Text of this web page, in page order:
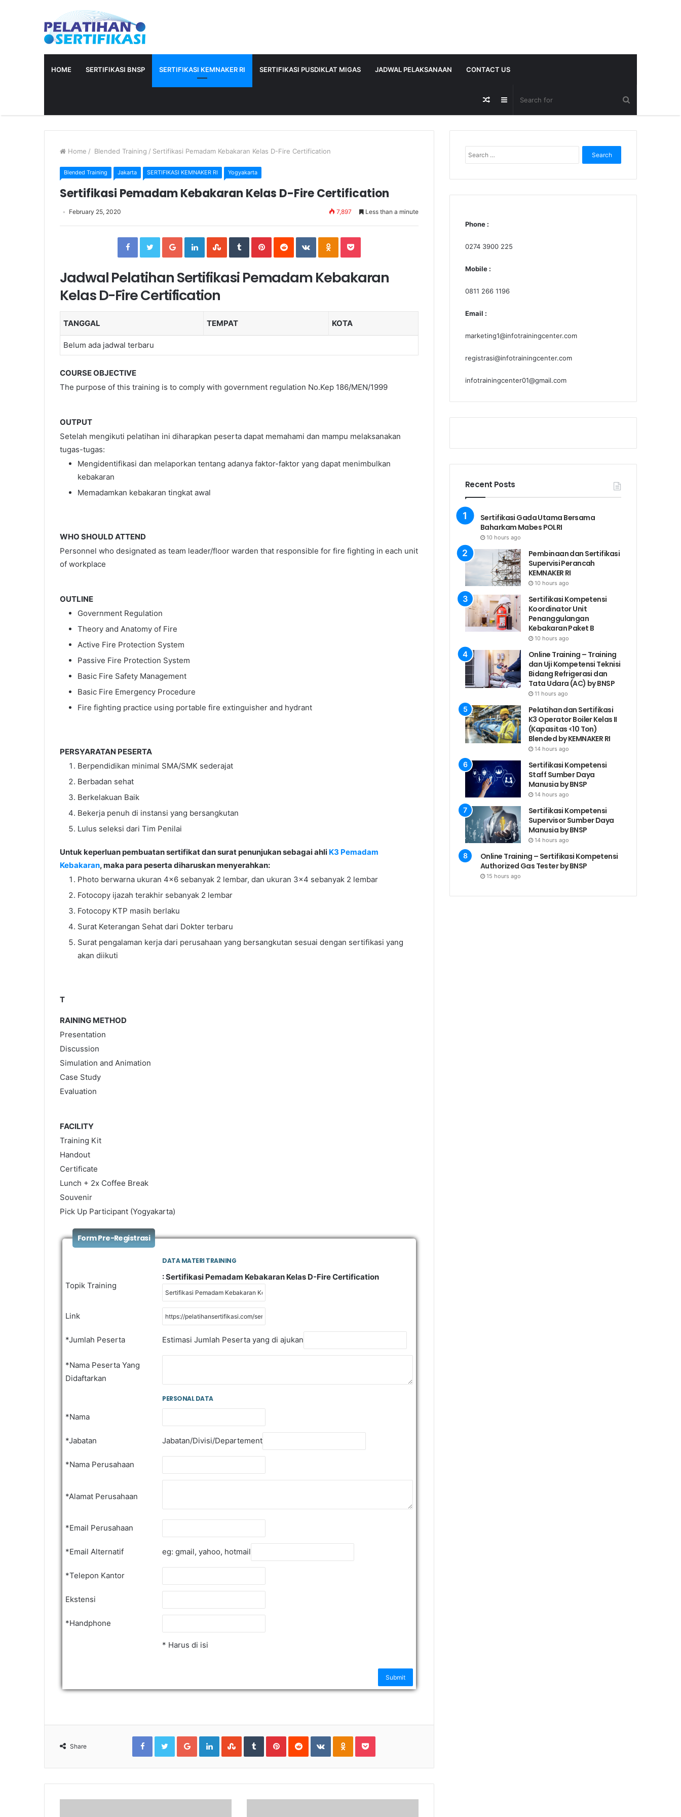
HOME SERTIFIKASI BNSP SERTIFIKASI KEMNAKER RI SERTIFIKASI PUSDIKLAT MIGAS JADWAL PELAKSANAAN CONTACT US
Sidebar
Random
Post
Home / Blended Training / Sertifikasi Pemadam Kebakaran Kelas D-Fire Certification
Blended Training Jakarta SERTIFIKASI KEMNAKER RI Yogyakarta
Sertifikasi Pemadam Kebakaran Kelas D-Fire Certification
February 25, 2020 7,897 Less than a minute
FacebookTwitterGoogle+LinkedInStumbleUpon
TumblrPinterestReddit VKontakteOdnoklassniki
Pocket
Jadwal Pelatihan Sertifikasi Pemadam Kebakaran
Kelas D-Fire Certification
TANGGAL TEMPAT KOTA
Belum ada jadwal terbaru
COURSE OBJECTIVE
The purpose of this training is to comply with government regulation No.Kep 186/MEN/1999
OUTPUT
Setelah mengikuti pelatihan ini diharapkan peserta dapat memahami dan mampu melaksanakan
tugas-tugas:
Mengidentifikasi dan melaporkan tentang adanya faktor-faktor yang dapat menimbulkan
kebakaran
Memadamkan kebakaran tingkat awal
WHO SHOULD ATTEND
Personnel who designated as team leader/floor warden that responsible for fire fighting in each unit
of workplace
OUTLINE
Government Regulation
Theory and Anatomy of Fire
Active Fire Protection System
Passive Fire Protection System
Basic Fire Safety Management
Basic Fire Emergency Procedure
Fire fighting practice using portable fire extinguisher and hydrant
PERSYARATAN PESERTA
Berpendidikan minimal SMA/SMK sederajat
Berbadan sehat
Berkelakuan Baik
Bekerja penuh di instansi yang bersangkutan
Lulus seleksi dari Tim Penilai
Untuk keperluan pembuatan sertifikat dan surat penunjukan sebagai ahli K3 Pemadam
Kebakaran, maka para peserta diharuskan menyerahkan:
Photo berwarna ukuran 4×6 sebanyak 2 lembar, dan ukuran 3×4 sebanyak 2 lembar
Fotocopy ijazah terakhir sebanyak 2 lembar
Fotocopy KTP masih berlaku
Surat Keterangan Sehat dari Dokter terbaru
Surat pengalaman kerja dari perusahaan yang bersangkutan sesuai dengan sertifikasi yang
akan diikuti
T
RAINING METHOD
Presentation
Discussion
Simulation and Animation
Case Study
Evaluation
FACILITY
Training Kit
Handout
Certificate
Lunch + 2x Coffee Break
Souvenir
Pick Up Participant (Yogyakarta)
Form Pre-Registrasi
DATA MATERI TRAINING
Topik Training
: Sertifikasi Pemadam Kebakaran Kelas D-Fire Certification
Link
*Jumlah Peserta Estimasi Jumlah Peserta yang di ajukan
*Nama Peserta Yang
Didaftarkan
PERSONAL DATA
*Nama
*Jabatan Jabatan/Divisi/Departement
*Nama Perusahaan
*Alamat Perusahaan
*Email Perusahaan
*Email Alternatif eg: gmail, yahoo, hotmail
*Telepon Kantor
Ekstensi
*Handphone
* Harus di isi
Share
FacebookTwitterGoogle+LinkedInStumbleUpon
TumblrPinterestReddit VKontakteOdnoklassniki
Pocket
for:
Phone :
0274 3900 225
Mobile :
0811 266 1196
Email :
marketing1@infotrainingcenter.com
registrasi@infotrainingcenter.com
infotrainingcenter01@gmail.com
Recent Posts
Sertifikasi Gada Utama Bersama
Baharkam Mabes POLRI
10 hours ago
Pembinaan dan Sertifikasi
Supervisi Perancah
KEMNAKER RI
10 hours ago
Sertifikasi Kompetensi
Koordinator Unit
Penanggulangan
Kebakaran Paket B
10 hours ago
Online Training – Training
dan Uji Kompetensi Teknisi
Bidang Refrigerasi dan
Tata Udara (AC) by BNSP
11 hours ago
Pelatihan dan Sertifikasi
K3 Operator Boiler Kelas II
(Kapasitas <10 Ton)
Blended by KEMNAKER RI
14 hours ago
Sertifikasi Kompetensi
Staff Sumber Daya
Manusia by BNSP
14 hours ago
Sertifikasi Kompetensi
Supervisor Sumber Daya
Manusia by BNSP
14 hours ago
Online Training – Sertifikasi Kompetensi
Authorized Gas Tester by BNSP
15 hours ago